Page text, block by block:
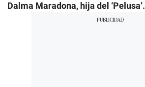
Dalma Maradona, hija del ‘Pelusa’.